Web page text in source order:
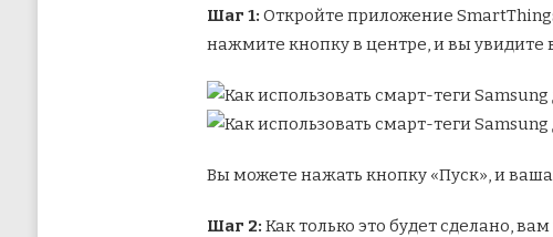
Шаг 1: Откройте приложение
нажмите кнопку в центре, и вы
Вы можете нажать кнопку «Пуск», и ваша
Шаг 2: Как только это будет сделано,